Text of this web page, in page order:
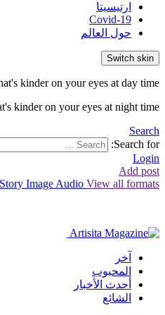
ارتيسيتا
Covid-19
حول العالم
Switch skin
kinder on your eyes at day time.
kinder on your eyes at night time.
Search
Search for:
Login
Add post
Story Image Audio View all formats
آخر
المحبوب
أحدث الأخبار
الشائع